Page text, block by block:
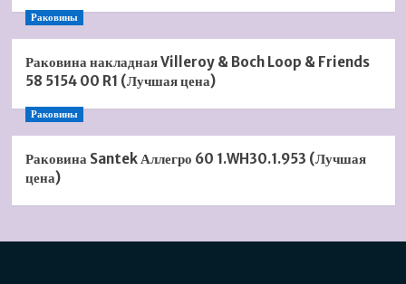
Раковины
Раковина накладная Villeroy & Boch Loop & Friends
58 5154 00 R1 (Лучшая цена)
Раковины
Раковина Santek Аллегро 60 1.WH30.1.953 (Лучшая
цена)